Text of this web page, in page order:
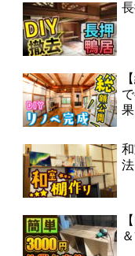
果
法